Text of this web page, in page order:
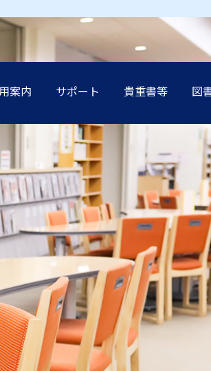
へ 卒業生の方へ 学生保証人の方へ
企業・メディア関係の方へ 在学生の
案内
へ 卒業生の方へ 学生保証人の方へ
企業・メディア関係の方へ 在学生の
サポート
へ 卒業生の方へ 学生保証人の方へ
企業・メディア関係の方へ 在学生の
貴重書等
へ 卒業生の方へ 学生保証人の方へ
企業・メディア関係の方へ 在学生の
図
へ 卒業生の方へ 学生保証人の方へ
企業・メディア関係の方へ 在学生の